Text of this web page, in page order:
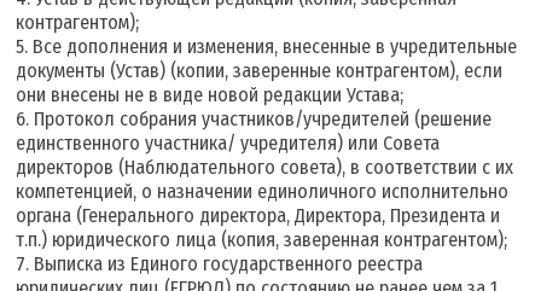
контрагентом);
5. Все дополнения и изменения, внесенные в учредительные
документы (Устав) (копии, заверенные контрагентом), если
они внесены не в виде новой редакции Устава;
6. Протокол собрания участников/учредителей (решение
единственного участника/ учредителя) или Совета
директоров (Наблюдательного совета), в соответствии с их
компетенцией, о назначении единоличного исполнительно
органа (Генерального директора, Директора, Президента и
т.п.) юридического лица (копия, заверенная контрагентом);
7. Выписка из Единого государственного реестра